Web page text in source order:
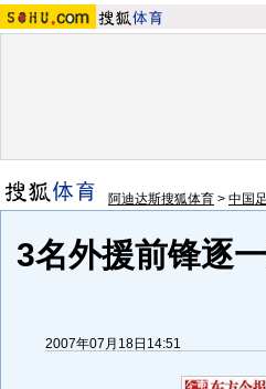
阿迪达斯搜狐体育 > 中国
3名外援前锋逐
2007年07月18日14:51